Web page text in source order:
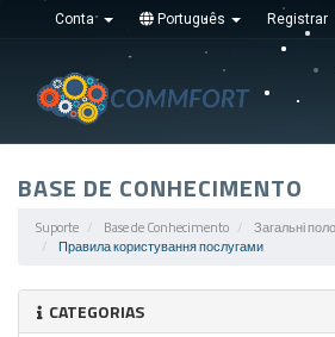
Conta Português Registrar
BASE DE CONHECIMENTO
Suporte Base de Conhecimento
Загальні
Правила користування послугами
CATEGORIAS